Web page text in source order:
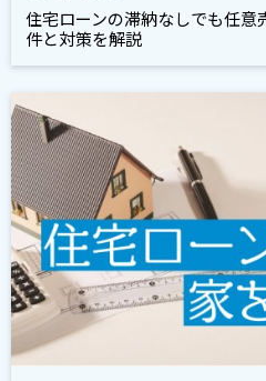
住宅ローンの滞納なしでも任
件と対策を解説